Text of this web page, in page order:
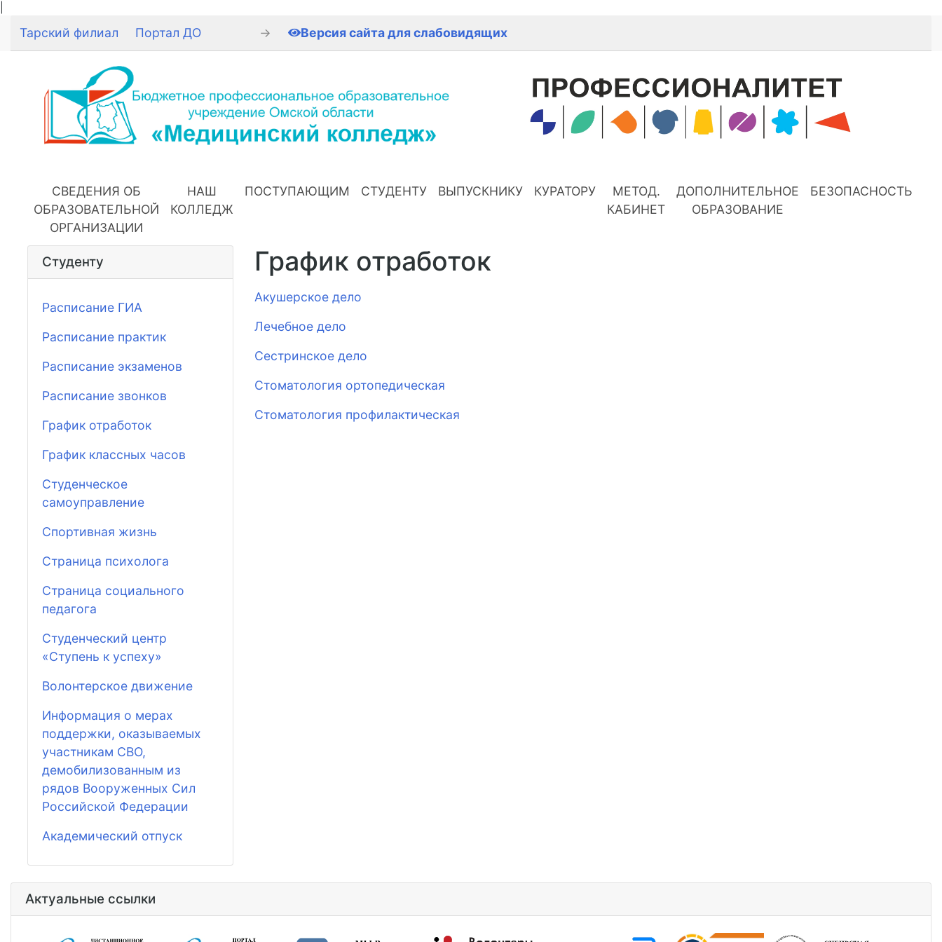
Тарский филиал Портал ДО → Версия сайта для слабовидящих
СВЕДЕНИЯ ОБ
ОБРАЗОВАТЕЛЬНОЙ
ОРГАНИЗАЦИИ
НАШ
КОЛЛЕДЖ
ПОСТУПАЮЩИМ СТУДЕНТУ ВЫПУСКНИКУ КУРАТОРУ
МЕТОД.
КАБИНЕТ
ДОПОЛНИТЕЛЬНОЕ
ОБРАЗОВАНИЕ
БЕЗОПАСНОСТЬ
График отработок
Акушерское дело
Лечебное дело
Сестринское дело
Стоматология ортопедическая
Стоматология профилактическая
Студенту
Расписание ГИА
Расписание практик
Расписание экзаменов
Расписание звонков
График отработок
График классных часов
Студенческое
самоуправление
Спортивная жизнь
Страница психолога
Страница социального
педагога
Студенческий центр
«Ступень к успеху»
Волонтерское движение
Информация о мерах
поддержки, оказываемых
участникам СВО,
демобилизованным из
рядов Вооруженных Сил
Российской Федерации
Академический отпуск
Актуальные ссылки